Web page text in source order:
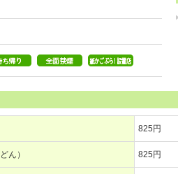
825円
ん） 825円